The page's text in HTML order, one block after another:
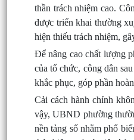
thần trách nhiệm cao.
được triển khai thường
hiện thiếu trách nhiệm,
Để nâng cao chất lượng
của tổ chức, công dân
khắc phục, góp phần
Cải cách hành chính
vậy, UBND phường
nền tảng số nhằm phổ